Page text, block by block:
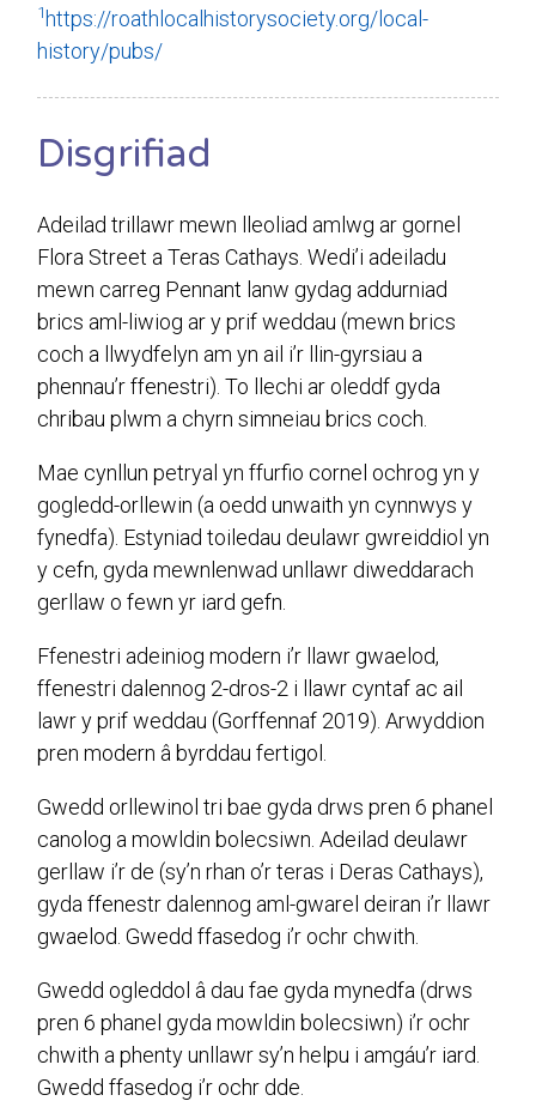
1https://roathlocalhistorysociety.org/local-
history/pubs/
Disgrifiad
Adeilad trillawr mewn lleoliad amlwg ar gornel
Flora Street a Teras Cathays. Wedi’i adeiladu
mewn carreg Pennant lanw gydag addurniad
brics aml-liwiog ar y prif weddau (mewn brics
coch a llwydfelyn am yn ail i’r llin-gyrsiau a
phennau’r ffenestri). To llechi ar oleddf gyda
chribau plwm a chyrn simneiau brics coch.
Mae cynllun petryal yn ffurfio cornel ochrog yn y
gogledd-orllewin (a oedd unwaith yn cynnwys y
fynedfa). Estyniad toiledau deulawr gwreiddiol yn
y cefn, gyda mewnlenwad unllawr diweddarach
gerllaw o fewn yr iard gefn.
Ffenestri adeiniog modern i’r llawr gwaelod,
ffenestri dalennog 2-dros-2 i llawr cyntaf ac ail
lawr y prif weddau (Gorffennaf 2019). Arwyddion
pren modern â byrddau fertigol.
Gwedd orllewinol tri bae gyda drws pren 6 phanel
canolog a mowldin bolecsiwn. Adeilad deulawr
gerllaw i’r de (sy’n rhan o’r teras i Deras Cathays),
gyda ffenestr dalennog aml-gwarel deiran i’r llawr
gwaelod. Gwedd ffasedog i’r ochr chwith.
Gwedd ogleddol â dau fae gyda mynedfa (drws
pren 6 phanel gyda mowldin bolecsiwn) i’r ochr
chwith a phenty unllawr sy’n helpu i amgáu’r iard.
Gwedd ffasedog i’r ochr dde.